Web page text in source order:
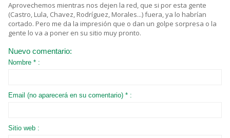
Aprovechemos mientras nos dejen la red, que si por esta gente
(Castro, Lula, Chavez, Rodríguez, Morales...) fuera, ya lo habrían
cortado. Pero me da la impresión que o dan un golpe sorpresa o la
gente lo va a poner en su sitio muy pronto.
Nuevo comentario:
Nombre * :
Email (no aparecerá en su comentario) * :
Sitio web :